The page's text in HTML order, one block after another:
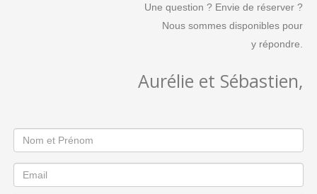
Une question ? Envie de réserver ?
Nous sommes disponibles pour
y répondre.
Aurélie et Sébastien,